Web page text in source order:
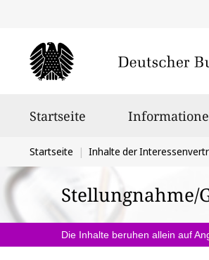
Startseite
Sie
befinden
sich
hier:
Startseite Inhalte der
Stellungnahme/
Die Inhalte beruhen allein auf